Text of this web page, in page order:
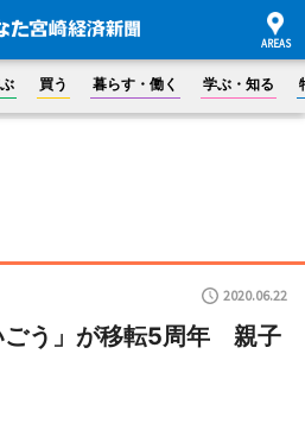
買う 暮らす・働く 学ぶ・知る
2020.06.22
ごう」が移転5周年 親子